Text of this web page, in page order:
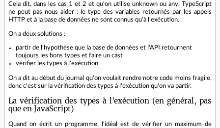
Cela dit, dans les cas 1 et 2 et qu'on utilise unknown ou any, TypeScript
ne peut pas nous aider : le type des variables retournés par les appels
HTTP et à la base de données ne sont connus qu'à l'exécution.
On a deux solutions :
partir de l'hypothèse que la base de données et l'API retournent
toujours les bons types et faire un cast
vérifier les types à l'exécution
On a dit au début du journal qu'on voulait rendre notre code moins fragile,
donc c'est sur la vérification des types à l'exécution qu'on va partir.
La vérification des types à l'exécution (en général, pas
que en JavaScript)
Quand on écrit un programme, l'idéal est de vérifier un maximum de